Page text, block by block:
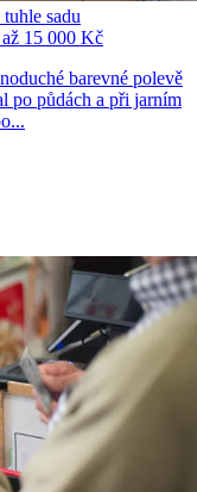
sadu
15 000 Kč
barevné polevě
po půdách a při jarním